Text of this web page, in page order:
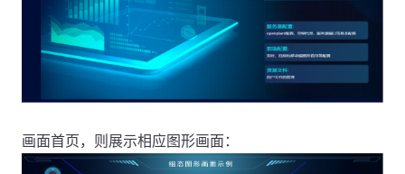
画面首页，则展示相应图形画面：